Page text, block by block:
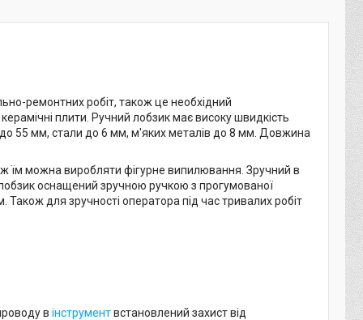
ремонтних робіт, також це необхідний
плити. Ручний лобзик має високу швидкість
55 мм, стали до 6 мм, м'яких металів до 8 мм. Довжина
їм можна виробляти фігурне випилювання. Зручний в
оснащений зручною ручкою з прогумованої
для зручності оператора під час тривалих робіт
в інструментвстановлений захист від